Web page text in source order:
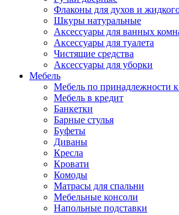
Флаконы для духов и
Шкуры натуральные
Аксессуары для ванных
Аксессуары для туалета
Чистящие средства
Аксессуары для уборки
Мебель
Мебель по принадлежности
Мебель в кредит
Банкетки
Барные стулья
Буфеты
Диваны
Кресла
Кровати
Комоды
Матрасы для спальни
Мебельные консоли
Напольные подставки